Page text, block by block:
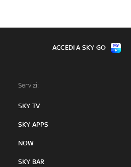
Servizi:
SKY TV
SKY APPS
NOW
SKY BAR
ACCEDI A SKY GO